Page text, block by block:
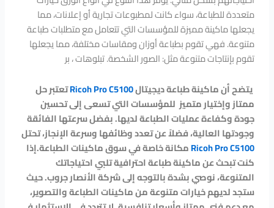
متعددة للطباعة، سواء كانت لمطبوعات تجارية أو إعلانات، مما
يجعلها ماكينة مميزة للمؤسسات التي تتعامل مع متطلبات طباعة
متنوعة. فهي تقوم بطباعة أوزان ومقاسات مختلفة، مما يجعلها
تقوم بإنتاجات متنوعة مثل: الصور الشخصة. تبلوهات ، بر
يتضح أن ماكينة طباعة ديجيتالRicoh Pro C5100تعتبر حل
ممتاز وإختيار متميز للمؤسسات التي تسعى إلى تحسين
جودة وكفاءة عمليات الطباعة لديها. بفضل سرعتها الفائقة
وجودتها العالية، فضلاً عن تعدد وظائفها وسرعة الإنجاز، تحتل
Ricoh Pro C5100مكانة خاصة في سوق ماكينات الطباعة.إذا
كنت تبحث عن ماكينة طباعة احترافية تلبي احتياجاتك
المتنوعة، نوصي بشدة بالتوجه إلى شركة الأنصار جروب. حيث
ستجد لديهم خيارات متنوعة من ماكينات الطباعة والتصوير،